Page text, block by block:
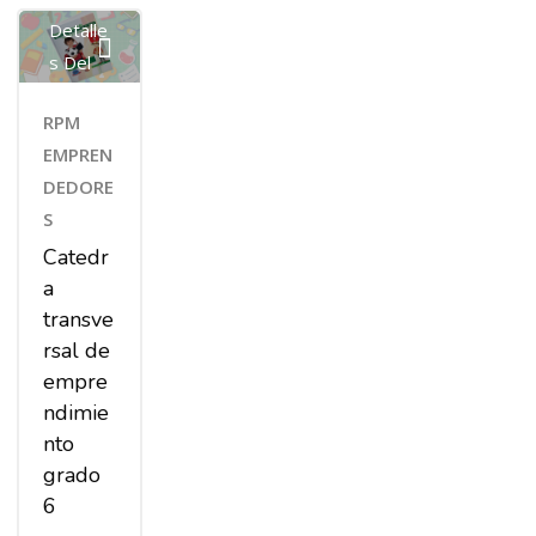
Detalle
S Del
RPM
EMPREN
DEDORE
S
Catedr
a
transve
rsal de
empre
ndimie
nto
grado
6